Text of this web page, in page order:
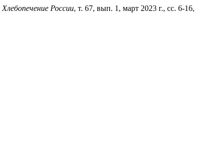
Хлебопечение России, т. 67, вып. 1, март 2023 г., сс. 6-16,